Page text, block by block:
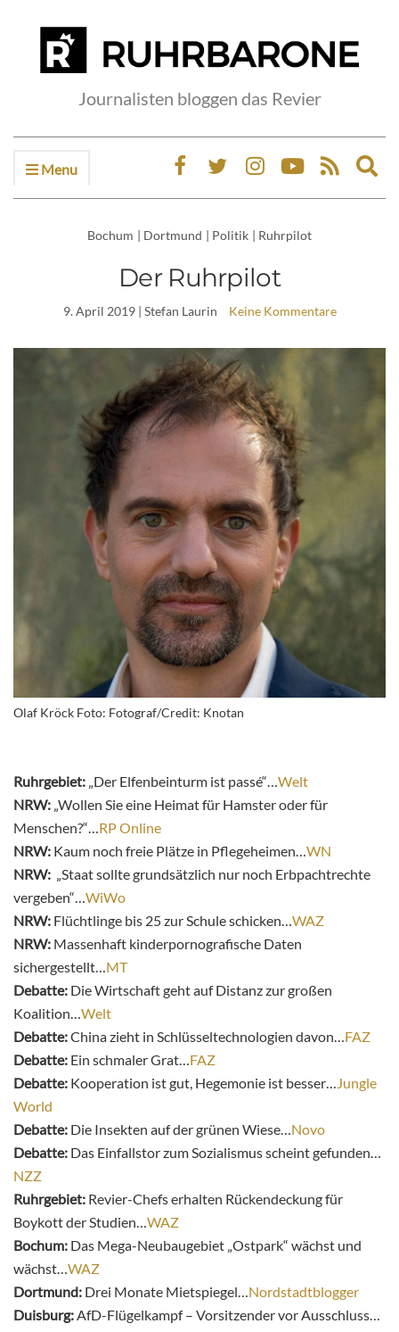
Journalisten bloggen das Revier
Menu
Bochum | Dortmund | Politik | Ruhrpilot
Der Ruhrpilot
9. April 2019| Stefan Laurin Keine Kommentare
Olaf Kröck Foto: Fotograf/Credit: Knotan
Ruhrgebiet: „Der Elfenbeinturm ist passé“…Welt
NRW: „Wollen Sie eine Heimat für Hamster oder für
Menschen?“…RP Online
NRW: Kaum noch freie Plätze in Pflegeheimen…WN
NRW: „Staat sollte grundsätzlich nur noch Erbpachtrechte
vergeben“…WiWo
NRW: Flüchtlinge bis 25 zur Schule schicken…WAZ
NRW: Massenhaft kinderpornografische Daten
sichergestellt…MT
Debatte: Die Wirtschaft geht auf Distanz zur großen
Koalition…Welt
Debatte:China zieht in Schlüsseltechnologien davon…FAZ
Debatte: Ein schmaler Grat…FAZ
Debatte: Kooperation ist gut, Hegemonie ist besser…Jungle
World
Debatte: Die Insekten auf der grünen Wiese…Novo
Debatte: Das Einfallstor zum Sozialismus scheint gefunden…
NZZ
Ruhrgebiet: Revier-Chefs erhalten Rückendeckung für
Boykott der Studien…WAZ
Bochum: Das Mega-Neubaugebiet „Ostpark“ wächst und
wächst…WAZ
Dortmund: Drei Monate Mietspiegel…Nordstadtblogger
Duisburg:AfD-Flügelkampf – Vorsitzender vor Ausschluss…